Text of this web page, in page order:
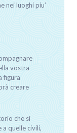
nei luoghi piu’
vostra
figura
creare
che si
a quelle civili,